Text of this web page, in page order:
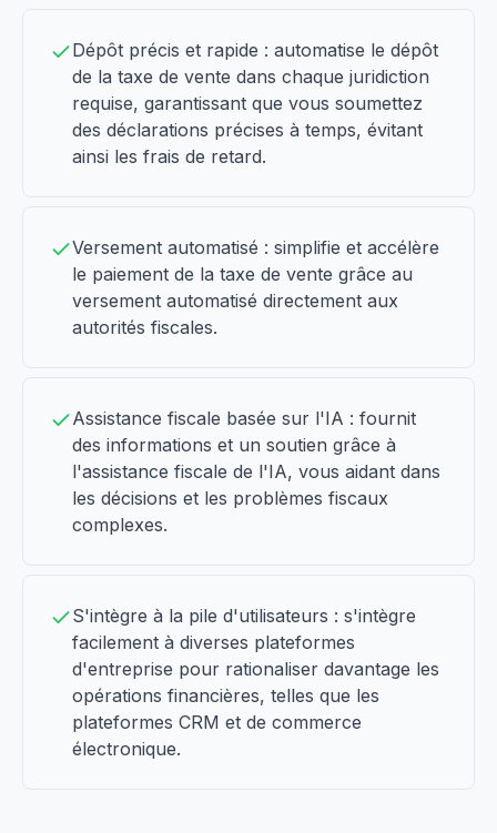
Dépôt précis et rapide : automatise le dépôt
de la taxe de vente dans chaque juridiction
requise, garantissant que vous soumettez
des déclarations précises à temps, évitant
ainsi les frais de retard.
Versement automatisé : simplifie et accélère
le paiement de la taxe de vente grâce au
versement automatisé directement aux
autorités fiscales.
Assistance fiscale basée sur l'IA : fournit
des informations et un soutien grâce à
l'assistance fiscale de l'IA, vous aidant dans
les décisions et les problèmes fiscaux
complexes.
S'intègre à la pile d'utilisateurs : s'intègre
facilement à diverses plateformes
d'entreprise pour rationaliser davantage les
opérations financières, telles que les
plateformes CRM et de commerce
électronique.